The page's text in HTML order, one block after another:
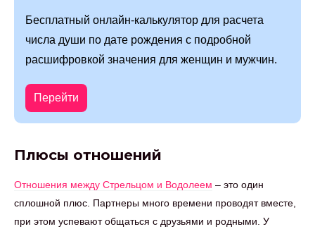
Бесплатный онлайн-калькулятор для расчета
числа души по дате рождения с подробной
расшифровкой значения для женщин и мужчин.
Перейти
Плюсы отношений
Отношения между Стрельцом и Водолеем – это один
сплошной плюс. Партнеры много времени проводят вместе,
при этом успевают общаться с друзьями и родными. У